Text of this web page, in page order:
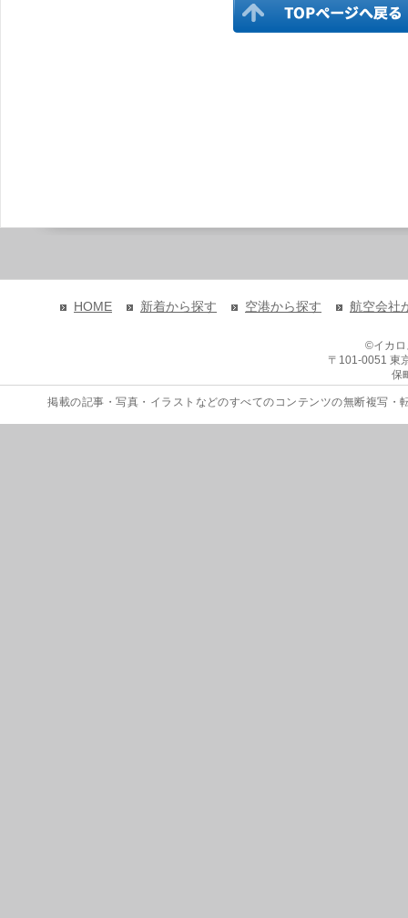
HOME 新着から探す 空港から探す 航空会社
©イカ
〒101-0051 東
保
掲載の記事・写真・イラストなどのすべてのコンテンツの無断複